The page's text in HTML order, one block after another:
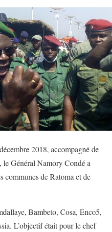
2018, accompagné de
le Général Namory Condé a
communes de Ratoma et de
Bambeto, Cosa, Enco5,
L’objectif était pour le chef